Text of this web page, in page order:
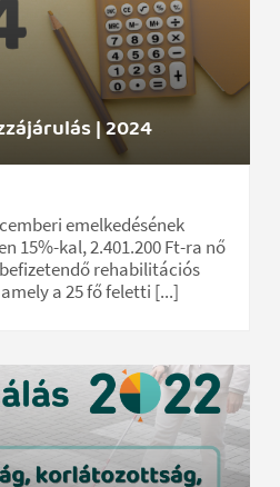
| 2024
emelkedésének
15%-kal, 2.401.200 Ft-ra nő
rehabilitációs
a 25 fő feletti [...]